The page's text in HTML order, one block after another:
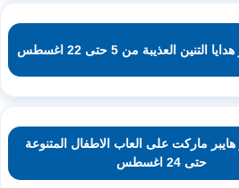
العذيبة من 5 حتى 22 اغسطس
ماركت على العاب الاطفال المتنوعة
حتى 24 اغسطس